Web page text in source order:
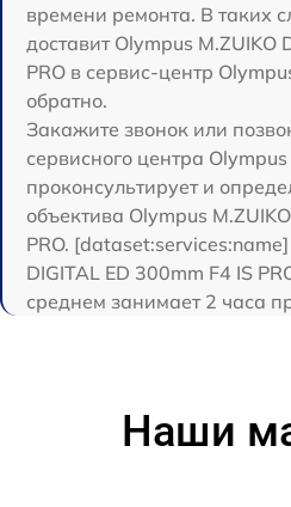
времени ремонта. В таких
доставит Olympus M.ZUIKO
PRO в сервис-центр
обратно.
Закажите звонок или
сервисного центра
проконсультирует и
объектива Olympus
PRO.
DIGITAL ED 300mm F4 IS
среднем занимает 2 часа
Наши